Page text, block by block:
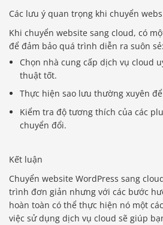
Các lưu ý quan trọng khi chuyển
Khi chuyển website sang cloud, có
để đảm bảo quá trình diễn ra suôn sẻ:
Chọn nhà cung cấp dịch vụ cloud
thuật tốt.
Thực hiện sao lưu thường xuyên
Kiểm tra độ tương thích của các
chuyển đổi.
Kết luận
Chuyển website WordPress sang
trình đơn giản nhưng với các bước
hoàn toàn có thể thực hiện nó một
việc sử dụng dịch vụ cloud sẽ giúp